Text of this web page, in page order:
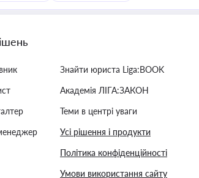
Знайти юриста Liga:BOOK
Академія ЛІГА:ЗАКОН
Теми в центрі уваги
Усі рішення і продукти
Політика конфіденційності
Умови використання сайту